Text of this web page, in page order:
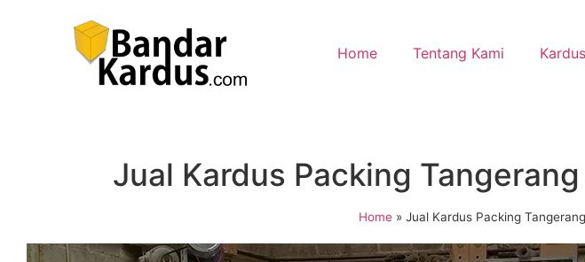
Home Tentang Kami
Jual Kardus Packing
Home » Jual Kardus Packing